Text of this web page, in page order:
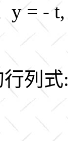
y = -
行列